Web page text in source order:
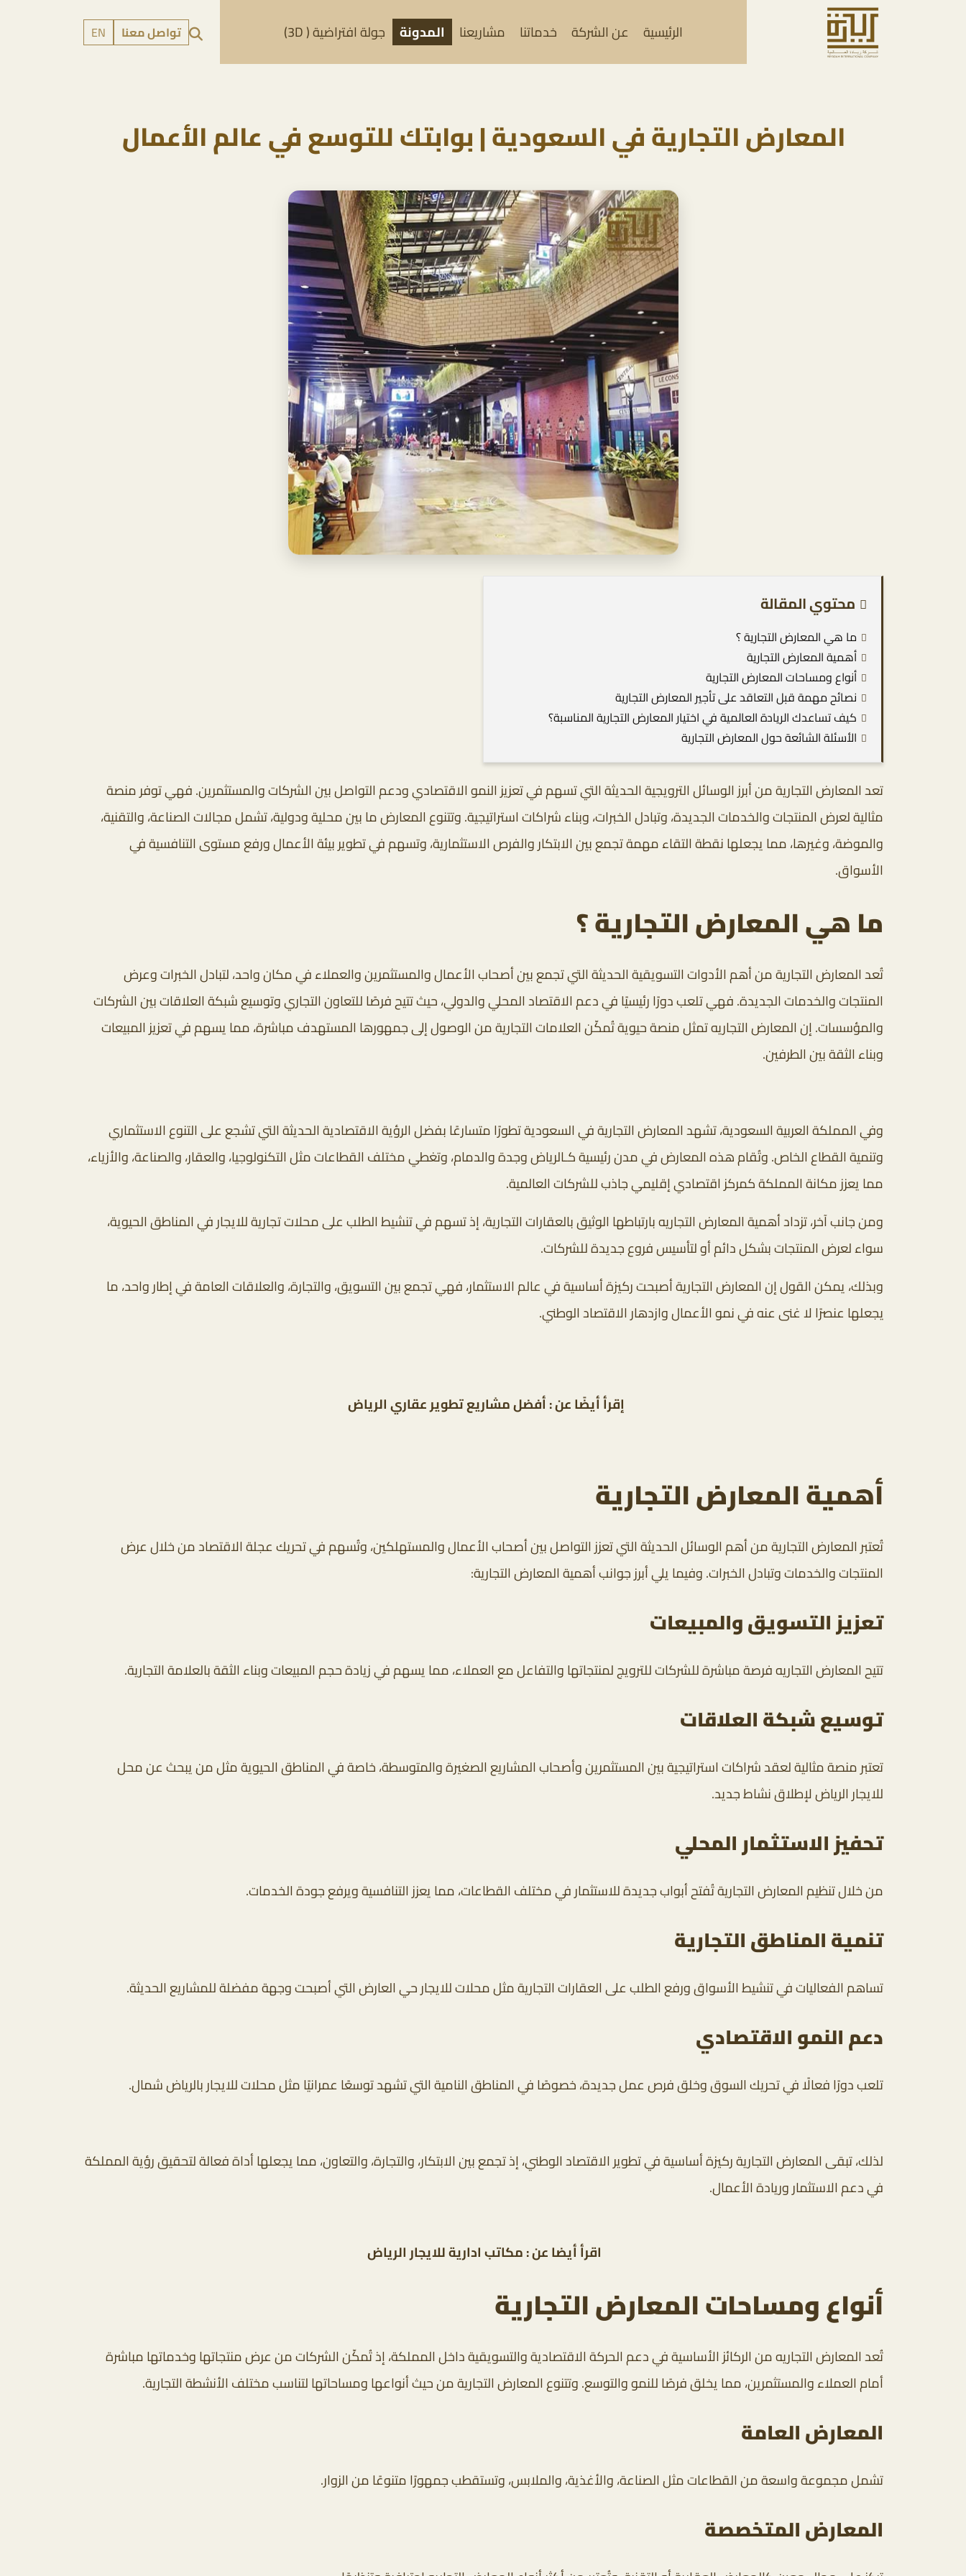
الرئيسية عن الشركة خدماتنا مشاريعنا المدونة جولة افتراضية ( 3D) تواصل معنا EN
المعارض التجارية في السعودية | بوابتك للتوسع في عالم الأعمال
محتوي المقالة
ما هي المعارض التجارية ؟
أهمية المعارض التجارية
أنواع ومساحات المعارض التجارية
نصائح مهمة قبل التعاقد على تأجير المعارض التجارية
كيف تساعدك الريادة العالمية في اختيار المعارض التجارية المناسبة؟
الأسئلة الشائعة حول المعارض التجارية
تعد المعارض التجارية من أبرز الوسائل الترويجية الحديثة التي تسهم في تعزيز النمو الاقتصادي ودعم التواصل بين الشركات والمستثمرين. فهي توفر منصة
مثالية لعرض المنتجات والخدمات الجديدة، وتبادل الخبرات، وبناء شراكات استراتيجية. وتتنوع المعارض ما بين محلية ودولية، تشمل مجالات الصناعة، والتقنية،
والموضة، وغيرها، مما يجعلها نقطة التقاء مهمة تجمع بين الابتكار والفرص الاستثمارية، وتسهم في تطوير بيئة الأعمال ورفع مستوى التنافسية في
الأسواق.
ما هي المعارض التجارية ؟
تُعد المعارض التجارية من أهم الأدوات التسويقية الحديثة التي تجمع بين أصحاب الأعمال والمستثمرين والعملاء في مكان واحد، لتبادل الخبرات وعرض
المنتجات والخدمات الجديدة. فهي تلعب دورًا رئيسيًا في دعم الاقتصاد المحلي والدولي، حيث تتيح فرصًا للتعاون التجاري وتوسيع شبكة العلاقات بين الشركات
والمؤسسات. إن المعارض التجاريه تمثل منصة حيوية تُمكّن العلامات التجارية من الوصول إلى جمهورها المستهدف مباشرة، مما يسهم في تعزيز المبيعات
وبناء الثقة بين الطرفين.
وفي المملكة العربية السعودية، تشهد المعارض التجارية في السعودية تطورًا متسارعًا بفضل الرؤية الاقتصادية الحديثة التي تشجع على التنوع الاستثماري
وتنمية القطاع الخاص. وتُقام هذه المعارض في مدن رئيسية كـالرياض وجدة والدمام، وتغطي مختلف القطاعات مثل التكنولوجيا، والعقار، والصناعة، والأزياء،
مما يعزز مكانة المملكة كمركز اقتصادي إقليمي جاذب للشركات العالمية.
ومن جانب آخر، تزداد أهمية المعارض التجاريه بارتباطها الوثيق بالعقارات التجارية، إذ تسهم في تنشيط الطلب على محلات تجارية للايجار في المناطق الحيوية،
سواء لعرض المنتجات بشكل دائم أو لتأسيس فروع جديدة للشركات.
وبذلك، يمكن القول إن المعارض التجارية أصبحت ركيزة أساسية في عالم الاستثمار، فهي تجمع بين التسويق، والتجارة، والعلاقات العامة في إطار واحد، ما
يجعلها عنصرًا لا غنى عنه في نمو الأعمال وازدهار الاقتصاد الوطني.
إقرأ أيضًا عن : أفضلمشاريع تطوير عقاري الرياض
أهمية المعارض التجارية
تُعتبر المعارض التجارية من أهم الوسائل الحديثة التي تعزز التواصل بين أصحاب الأعمال والمستهلكين، وتُسهم في تحريك عجلة الاقتصاد من خلال عرض
المنتجات والخدمات وتبادل الخبرات. وفيما يلي أبرز جوانب أهمية المعارض التجارية:
تعزيز التسويق والمبيعات
تتيح المعارض التجاريه فرصة مباشرة للشركات للترويج لمنتجاتها والتفاعل مع العملاء، مما يسهم في زيادة حجم المبيعات وبناء الثقة بالعلامة التجارية.
توسيع شبكة العلاقات
تعتبر منصة مثالية لعقد شراكات استراتيجية بين المستثمرين وأصحاب المشاريع الصغيرة والمتوسطة، خاصة في المناطق الحيوية مثل من يبحث عن محل
للايجار الرياض لإطلاق نشاط جديد.
تحفيز الاستثمار المحلي
من خلال تنظيم المعارض التجارية تُفتح أبواب جديدة للاستثمار في مختلف القطاعات، مما يعزز التنافسية ويرفع جودة الخدمات.
تنمية المناطق التجارية
تساهم الفعاليات في تنشيط الأسواق ورفع الطلب على العقارات التجارية مثل محلات للايجار حي العارض التي أصبحت وجهة مفضلة للمشاريع الحديثة.
دعم النمو الاقتصادي
تلعب دورًا فعالًا في تحريك السوق وخلق فرص عمل جديدة، خصوصًا في المناطق النامية التي تشهد توسعًا عمرانيًا مثل محلات للايجار بالرياض شمال.
لذلك، تبقى المعارض التجارية ركيزة أساسية في تطوير الاقتصاد الوطني، إذ تجمع بين الابتكار، والتجارة، والتعاون، مما يجعلها أداة فعالة لتحقيق رؤية المملكة
في دعم الاستثمار وريادة الأعمال.
اقرأ أيضا عن :مكاتب ادارية للايجار الرياض
أنواع ومساحات المعارض التجارية
تُعد المعارض التجاريه من الركائز الأساسية في دعم الحركة الاقتصادية والتسويقية داخل المملكة، إذ تُمكّن الشركات من عرض منتجاتها وخدماتها مباشرة
أمام العملاء والمستثمرين، مما يخلق فرصًا للنمو والتوسع. وتتنوع المعارض التجارية من حيث أنواعها ومساحاتها لتناسب مختلف الأنشطة التجارية.
المعارض العامة
تشمل مجموعة واسعة من القطاعات مثل الصناعة، والأغذية، والملابس، وتستقطب جمهورًا متنوعًا من الزوار.
المعارض المتخصصة